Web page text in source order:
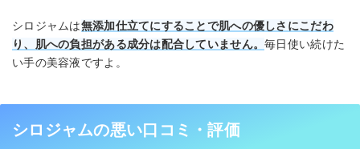
シロジャムは無添加仕立てにすることで肌への優しさにこだわ
り、肌への負担がある成分は配合していません。毎日使い続けた
い手の美容液ですよ。
シロジャムの悪い口コミ・評価